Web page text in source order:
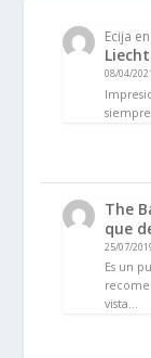
Ecija en
08/04/2021
siempre
The
que
25/07/
Es un
vista…